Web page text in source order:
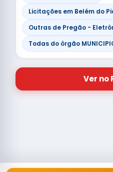
Licitações em Belém do
Outras de Pregão -
Todas do órgão
Ver no